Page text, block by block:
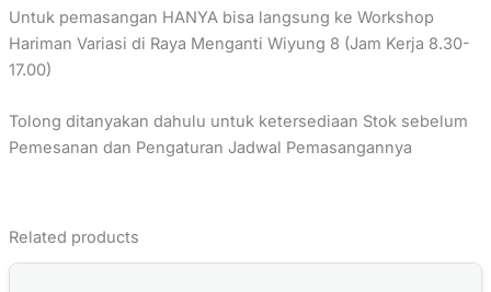
Untuk pemasangan HANYA bisa langsung ke Workshop
Hariman Variasi di Raya Menganti Wiyung 8 (Jam Kerja 8.30-
17.00)
Tolong ditanyakan dahulu untuk ketersediaan Stok sebelum
Pemesanan dan Pengaturan Jadwal Pemasangannya
Related products